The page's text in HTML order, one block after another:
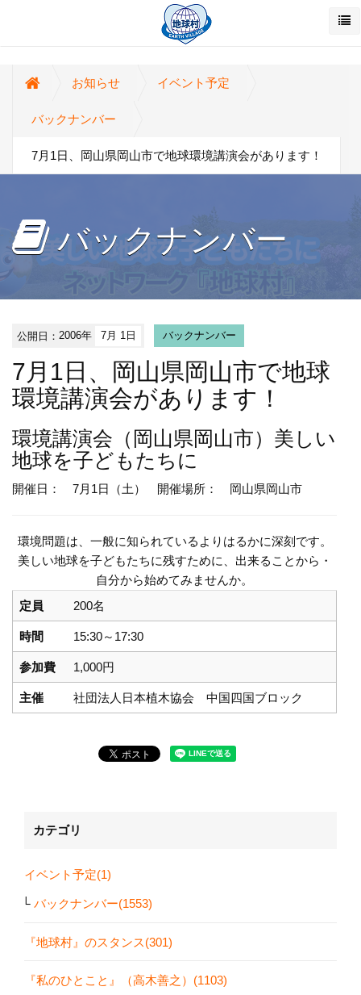
お知らせ イベント予定
バックナンバー
7月1日、岡山県岡山市で地球環境講演会があります！
バックナンバー
公開日：2006年 7月 1日 バックナンバー
7月1日、岡山県岡山市で地球
環境講演会があります！
環境講演会 （岡山県岡山市）美しい
地球を子どもたちに
開催日： 7月1日（土） 開催場所： 岡山県岡山市
環境問題は、一般に知られているよりはるかに深刻です。
美しい地球を子どもたちに残すために、出来ることから・
自分から始めてみませんか。
定員
200名
時間 15:30～17:30
参加費 1,000円
主催 社団法人日本植木協会 中国四国ブロック
カテゴリ
イベント予定(1)
バックナンバー(1553)
『地球村』のスタンス(301)
『私のひとこと』（高木善之）(1103)